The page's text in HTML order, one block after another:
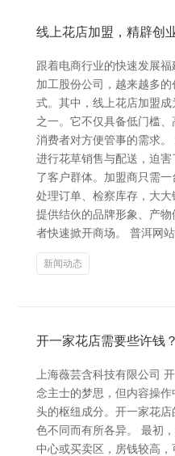
线上花店加盟，精辟创
跟着电商行业的快速发展
加工股份公司，越来越多
式。其中，线上花店加盟
之一。它不仅具备低门槛
消费者对方便管事的需求
进行花草销售与配送，迫
了客户群体。加盟商只需
处理订单、检察库存，大
提供结伙的品牌形象、产
者快速掀开商场。 普洱网
新闻动态
开一家花店需要些许钱？
上海薇芸含科技有限公司
念主士的梦思，但内容操
头的枢纽成分。开一家花
色不同而有所各异。 最初
中心或买卖区，房钱较高，